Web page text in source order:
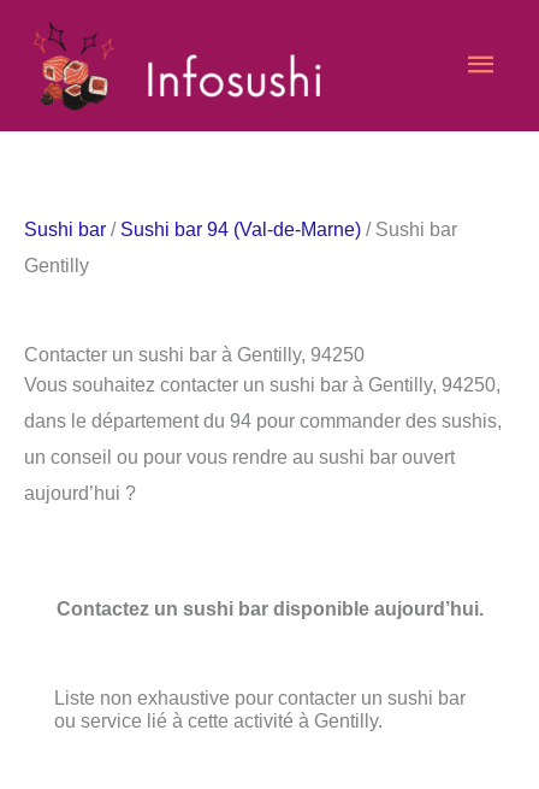
contenu
Sushi bar / Sushi bar 94 (Val-de-Marne) / Sushi bar
Gentilly
Contacter un sushi bar à Gentilly, 94250
Vous souhaitez contacter un sushi bar à Gentilly, 94250,
dans le département du 94 pour commander des sushis,
un conseil ou pour vous rendre au sushi bar ouvert
aujourd’hui ?
Contactez un sushi bar disponible aujourd’hui.
Liste non exhaustive pour contacter un sushi bar
ou service lié à cette activité à Gentilly.